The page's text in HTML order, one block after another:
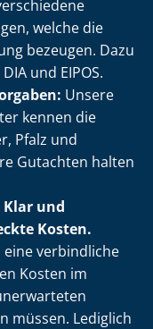
welche die
bezeugen. Dazu
und EIPOS.
Unsere
kennen die
Pfalz und
Gutachten halten
Klar und
Kosten.
verbindliche
Kosten im
müssen. Lediglich